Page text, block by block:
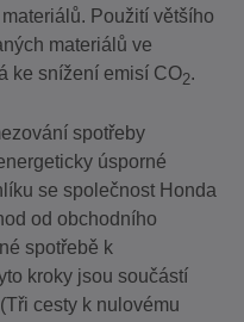
Použití většího
materiálů ve
ke snížení emisí CO2.
spotřeby
úsporné
se společnost Honda
od obchodního
spotřebě k
kroky jsou součástí
cesty k nulovému